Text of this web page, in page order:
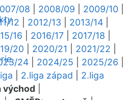
08 2008/09 2009/10
12 2012/13 2013/14
16 2016/17 2017/18
20 2020/21 2021/22
24 2024/25 2025/26
2.liga západ
2.liga
východ